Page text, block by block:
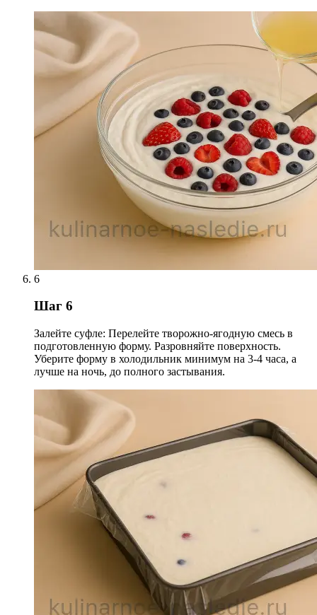
6
Шаг 6
Залейте суфле: Перелейте творожно-ягодную смесь в
подготовленную форму. Разровняйте поверхность.
Уберите форму в холодильник минимум на 3-4 часа, а
лучше на ночь, до полного застывания.